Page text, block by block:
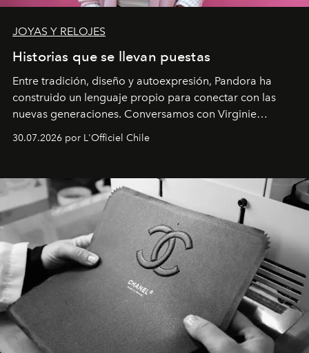
JOYAS Y RELOJES
Historias que se llevan puestas
Entre tradición, diseño y autoexpresión, Pandora ha
construido un lenguaje propio para conectar con las
nuevas generaciones. Conversamos con Virginie
Latinoamérica, sobre identidad, cultura y el valor
30.07.2026 por L'Officiel Chile